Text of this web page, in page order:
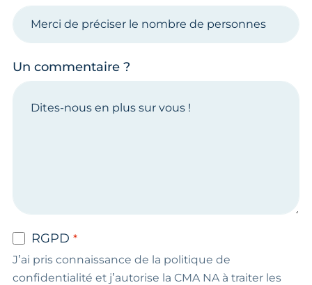
Un commentaire ?
RGPD
J’ai pris connaissance de la politique de
confidentialité et j’autorise la CMA NA à traiter les